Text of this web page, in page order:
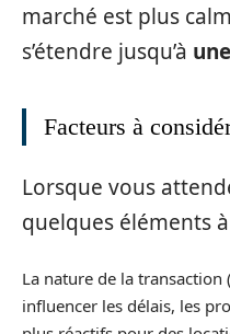
marché est plus
s’étendre jusqu’à
Facteurs à
Lorsque vous
quelques éléments
La nature de la
influencer les délais, les